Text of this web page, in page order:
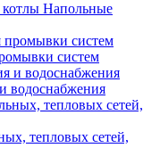
Напольные
систем
водоснабжения
тепловых сетей,